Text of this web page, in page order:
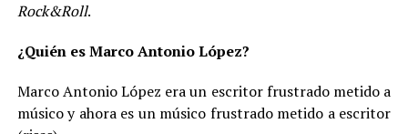
Rock&Roll.
¿Quién es Marco Antonio López?
Marco Antonio López era un escritor frustrado metido a
músico y ahora es un músico frustrado metido a escritor